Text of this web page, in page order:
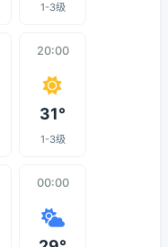
1-3级
20:00
31°
1-3级
00:00